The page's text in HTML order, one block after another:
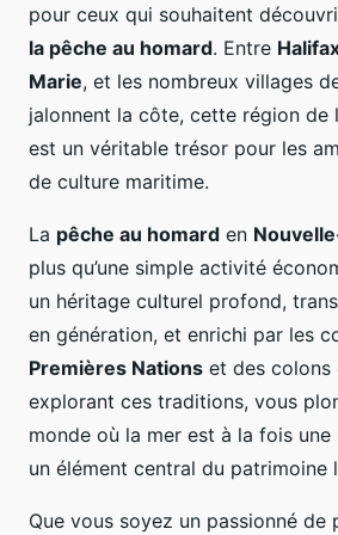
pour ceux qui souhaitent
la pêche au homard. Entre
Marie, et les nombreux villages
jalonnent la côte, cette région de
est un véritable trésor pour les
de culture maritime.
La pêche au homard en
plus qu’une simple activité
un héritage culturel profond,
en génération, et enrichi par les
Premières Nations et des colons
explorant ces traditions, vous
monde où la mer est à la fois
un élément central du patrimoine
Que vous soyez un passionné de